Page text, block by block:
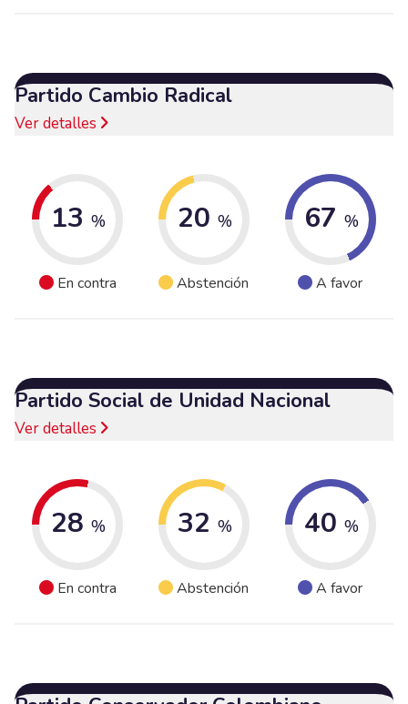
Partido Cambio Radical
Ver detalles
13 %
En contra
20 %
Abstención
67 %
A favor
Partido Social de Unidad Nacional
Ver detalles
28 %
En contra
32 %
Abstención
40 %
A favor